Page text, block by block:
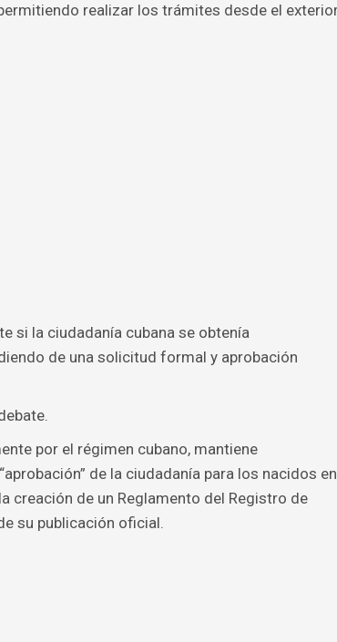
realizar los trámites desde el
si la ciudadanía cubana se obtenía
de una solicitud formal y aprobación
por el régimen cubano, mantiene
de la ciudadanía para los nacidos en
creación de un Reglamento del Registro de
su publicación oficial.